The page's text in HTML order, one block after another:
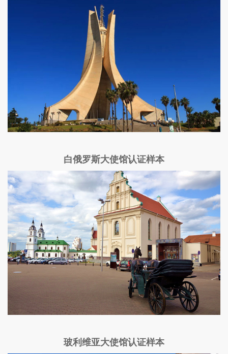
白俄罗斯大使馆认证样本
玻利维亚大使馆认证样本